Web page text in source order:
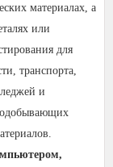
материалах, а
или
для
транспорта,
и